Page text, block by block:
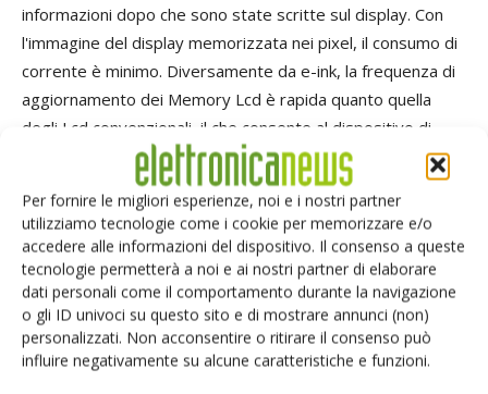
Per fornire le migliori esperienze, noi e i nostri partner
utilizziamo tecnologie come i cookie per memorizzare e/o
accedere alle informazioni del dispositivo. Il consenso a queste
tecnologie permetterà a noi e ai nostri partner di elaborare
dati personali come il comportamento durante la navigazione
o gli ID univoci su questo sito e di mostrare annunci (non)
personalizzati. Non acconsentire o ritirare il consenso può
influire negativamente su alcune caratteristiche e funzioni.
informazioni dopo che sono state scritte sul display. Con
l'immagine del display memorizzata nei pixel, il consumo di
corrente è minimo. Diversamente da e-ink, la frequenza di
aggiornamento dei Memory Lcd è rapida quanto quella
degli Lcd convenzionali, il che consente al dispositivo di
visualizzare senza problemi i video e di far scorrere il
testo, migliorando l'esperienza dell'utente. Oggi i designer
dei dispositivi hanno la possibilità di integrare il meglio di
entrambi i mondi: risparmio di corrente per i dispositivi
sempre accesi insieme alla velocità di uno schermo Lcd. E,
soprattutto, possono impiegare una batteria più piccola
oppure offrire una durata maggiore della stessa. I Memory
Lcd di Sharp sono disponibili in diverse misure e con varie